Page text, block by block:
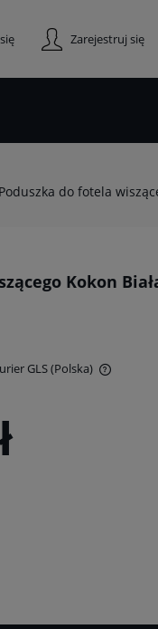
Zarejestruj się
Poduszka do fotela
Kokon
GLS(Polska)